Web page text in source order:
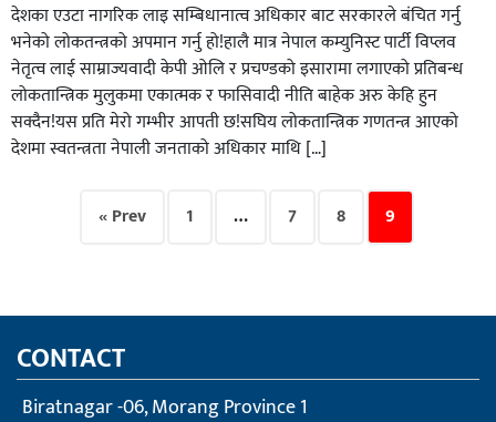
देशका एउटा नागरिक लाइ सम्बिधानात्व अधिकार बाट सरकारले बंचित गर्नु
भनेको लोकतन्त्रको अपमान गर्नु हो!हालै मात्र नेपाल कम्युनिस्ट पार्टी विप्लव
नेतृत्व लाई साम्राज्यवादी केपी ओलि र प्रचण्डको इसारामा लगाएको प्रतिबन्ध
लोकतान्त्रिक मुलुकमा एकात्मक र फासिवादी नीति बाहेक अरु केहि हुन
सक्दैन!यस प्रति मेरो गम्भीर आपती छ!सघिय लोकतान्त्रिक गणतन्त्र आएको
देशमा स्वतन्त्रता नेपाली जनताको अधिकार माथि […]
« Prev 1 … 7 8 9
CONTACT
Biratnagar -06, Morang Province 1